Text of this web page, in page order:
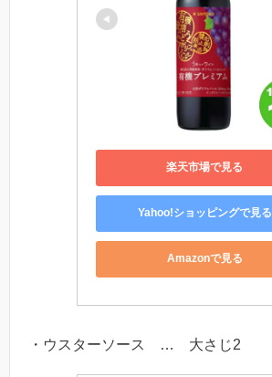
楽天市場で見る
Yahoo!ショッピングで見る
Amazonで見る
・ウスターソース … 大さじ2